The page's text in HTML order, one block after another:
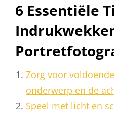
6 Essentiële
Zorg voor
onderwerp en de
Speel met licht en